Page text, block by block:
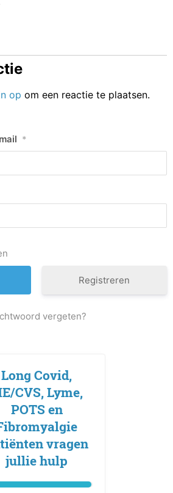
op om een reactie te plaatsen.
*
Registreren
vergeten?
Long Covid,
CVS, Lyme,
POTS en
vragen
jullie hulp